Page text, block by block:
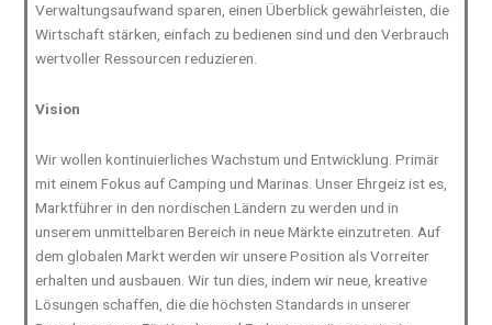
Verwaltungsaufwand sparen, einen Überblick gewährleisten, die
Wirtschaft stärken, einfach zu bedienen sind und den Verbrauch
wertvoller Ressourcen reduzieren.
Vision
Wir wollen kontinuierliches Wachstum und Entwicklung. Primär
mit einem Fokus auf Camping und Marinas. Unser Ehrgeiz ist es,
Marktführer in den nordischen Ländern zu werden und in
unserem unmittelbaren Bereich in neue Märkte einzutreten. Auf
dem globalen Markt werden wir unsere Position als Vorreiter
erhalten und ausbauen. Wir tun dies, indem wir neue, kreative
Lösungen schaffen, die die höchsten Standards in unserer